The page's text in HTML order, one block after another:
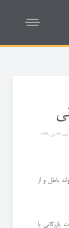
شده22 دی 1399
باطل و از
با